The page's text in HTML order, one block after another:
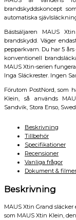
brandskyddskoncept
automatiska
Bästsäljaren MAUS
brandskydd. Väger
pepparkvarn. Du har 5
konventionell
MAUS Xtin-serien
Inga Släckrester. Ingen
Förutom PostNord, som
Klein, så används
Sandvik, Stora Enso,
Beskrivning
Tillbehör
Specifikationer
Recensioner
Vanliga frågor
Dokument & filmer
Beskrivning
MAUS Xtin Grand
som MAUS Xtin Klein,